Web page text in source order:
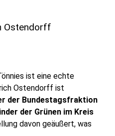
Ostendorff
ist eine echte
Ostendorff ist
der Bundestagsfraktion
der Grünen im Kreis
davon geäußert, was